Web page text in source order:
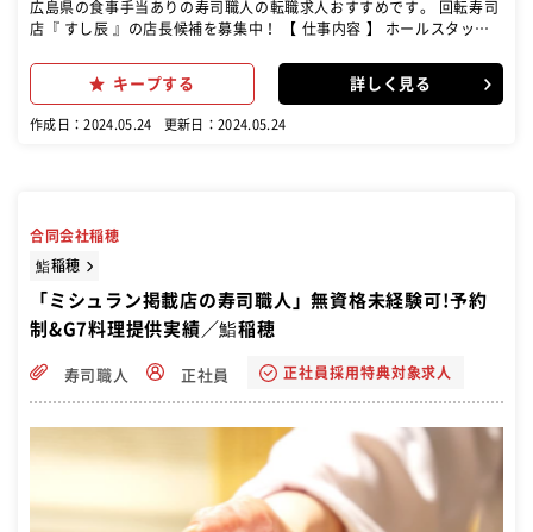
広島県の食事手当ありの寿司職人の転職求人おすすめです。 回転寿司
店『 すし辰 』の店長候補を募集中！ 【 仕事内容 】 ホールスタッフ
キッチンスタッフ（調理） ・ 調理/調理補助 ・ 衛生管理 ・ 皿洗い/
洗い場 など 最初は簡単な清掃やメニューを覚えるなどの基本的な業務
（事務作業） ・ 売上レポート作成 ・ シフト作成 ⇒ アルバイト/正社
キープする 詳しく見る
作成日：2024.05.24 更新日：2024.05.24
合同会社稲穂
鮨稲穂
「ミシュラン掲載店の寿司職人」無資格未経験可!予約
制&G7料理提供実績／鮨稲穂
寿司職人 正社員 正社員採用特典対象求人